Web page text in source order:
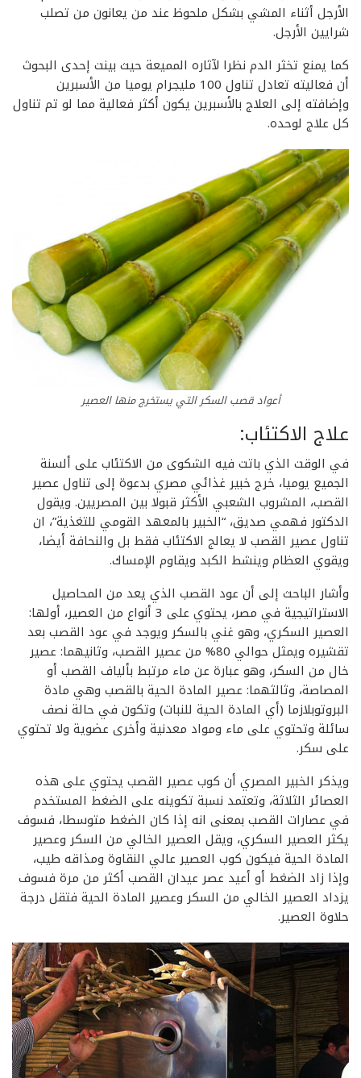
الأرجل أثناء المشي بشكل ملحوظ عند من يعانون من تصلب
شرايين الأرجل.
كما يمنع تخثر الدم نظرا لآثاره المميعة حيث بينت إحدى البحوث
أن فعاليته تعادل تناول 100 مليجرام يوميا من الأسبرين
وإضافته إلى العلاج بالأسبرين يكون أكثر فعالية مما لو تم تناول
كل علاج لوحده.
أعواد قصب السكر التي يستخرج منها العصير
علاج الاكتئاب:
في الوقت الذي باتت فيه الشكوى من الاكتئاب على ألسنة
الجميع يوميا، خرج خبير غذائي مصري بدعوة إلى تناول عصير
القصب، المشروب الشعبي الأكثر قبولا بين المصريين. ويقول
الدكتور فهمي صديق، “الخبير بالمعهد القومي للتغذية”، ان
تناول عصير القصب لا يعالج الاكتئاب فقط بل والنحافة أيضا،
ويقوي العظام وينشط الكبد ويقاوم الإمساك.
وأشار الباحث إلى أن عود القصب الذي يعد من المحاصيل
الاستراتيجية في مصر، يحتوي على 3 أنواع من العصير، أولها:
العصير السكري، وهو غني بالسكر ويوجد في عود القصب بعد
تقشيره ويمثل حوالي 80% من عصير القصب، وثانيهما: عصير
خال من السكر، وهو عبارة عن ماء مرتبط بألياف القصب أو
المصاصة، وثالثهما: عصير المادة الحية بالقصب وهي مادة
البروتوبلازما (أي المادة الحية للنبات) وتكون في حالة نصف
سائلة وتحتوي على ماء ومواد معدنية وأخرى عضوية ولا تحتوي
على سكر.
ويذكر الخبير المصري أن كوب عصير القصب يحتوي على هذه
العصائر الثلاثة، وتعتمد نسبة تكوينه على الضغط المستخدم
في عصارات القصب بمعنى انه إذا كان الضغط متوسطا، فسوف
يكثر العصير السكري، ويقل العصير الخالي من السكر وعصير
المادة الحية فيكون كوب العصير عالي النقاوة ومذاقه طيب،
وإذا زاد الضغط أو أعيد عصر عيدان القصب أكثر من مرة فسوف
يزداد العصير الخالي من السكر وعصير المادة الحية فتقل درجة
حلاوة العصير.